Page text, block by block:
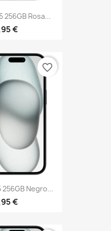
256GB Rosa...
€
256GB Negro...
€
favorite_border